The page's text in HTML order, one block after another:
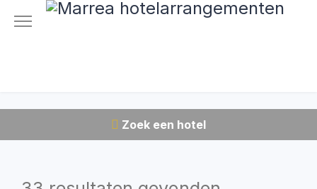
Zoek een hotel